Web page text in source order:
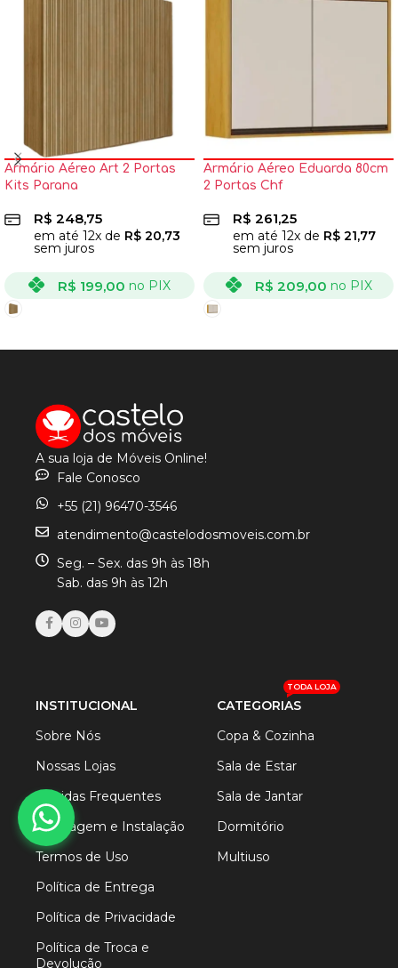
Armário Aéreo Art 2 Portas
Kits Parana
R$ 248,75
em até 12x de R$ 20,73
sem juros
R$ 199,00 no PIX
Armário Aéreo Eduarda 80cm
2 Portas Chf
R$ 261,25
em até 12x de R$ 21,77
sem juros
R$ 209,00 no PIX
A sua loja de Móveis Online!
Fale Conosco
+55 (21) 96470-3546
atendimento@castelodosmoveis.com.br
Seg. – Sex. das 9h às 18h
Sab. das 9h às 12h
INSTITUCIONAL
Sobre Nós
Nossas Lojas
Dúvidas Frequentes
Montagem e Instalação
Termos de Uso
Política de Entrega
Política de Privacidade
Política de Troca e
Devolução
CATEGORIAS
TODA LOJA
Copa & Cozinha
Sala de Estar
Sala de Jantar
Dormitório
Multiuso